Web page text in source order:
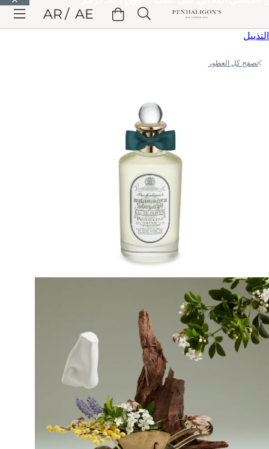
الانتقال إلى الترويسة الانتقال إلى المحتوى الرئيسي
الانتقال إلى
التذييل
AE
AR
تصفح كل العطور